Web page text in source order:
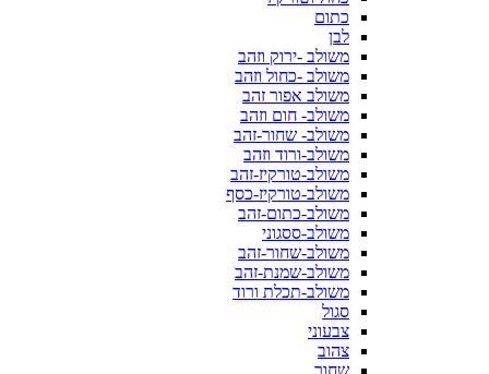
כתום
לבן
משולב -ירוק וזהב
משולב -כחול וזהב
משולב אפור זהב
משולב- חום וזהב
משולב- שחור-זהב
משולב-ורוד וזהב
משולב-טורקיז-זהב
משולב-טורקיז-כסף
משולב-כתום-זהב
משולב-ססגוני
משולב-שחור-זהב
משולב-שמנת-זהב
משולב-תכלת ורוד
סגול
צבעוני
צהוב
שחור